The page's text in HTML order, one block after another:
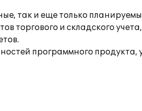
так и еще только
торгового и складского
программного продукта,